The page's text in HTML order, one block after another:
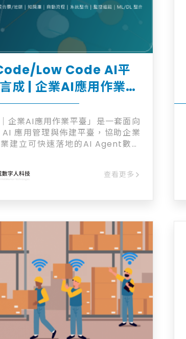
Low Code AI平
成 | 企業AI應用作業平
｜企業AI應用作業平臺」是一套面向
應用管理與佈建平臺，協助企業
建立可快速落地的AI Agent數字
核心，支持雲端、混合雲或地端部
彈性接入多種 LLM 服務、企業內
系統，完成知識庫搜索、系統資料
系統代理操作、多步驟任務規劃等任
可介接機器學習(ML)/深度學習(DL)
立預測及決策。本系統並提供權限
追蹤記錄，降低導入風險、提升導入
讓企業以可控的方式將 AI 能力導入
與製造決策。
查看更多